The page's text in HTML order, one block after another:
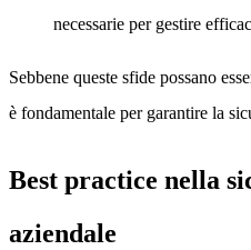
necessarie per gestire
Sebbene queste sfide possano
è fondamentale per garantire la
Best practice nella
aziendale